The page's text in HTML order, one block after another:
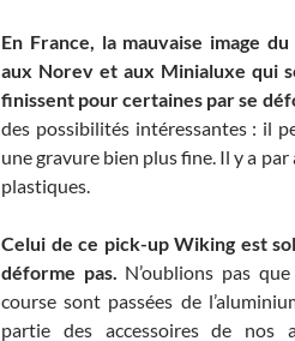
En France, la mauvaise image
aux Norev et aux Minialuxe qui
finissent pour certaines par se
des possibilités intéressantes : il
une gravure bien plus fine. Il y a
plastiques.
Celui de ce pick-up Wiking est
déforme pas. N’oublions pas
course sont passées de
partie des accessoires de nos